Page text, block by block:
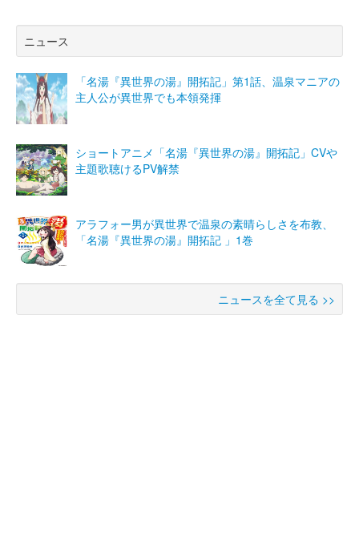
ニュース
「名湯『異世界の湯』開拓記」第1話、温泉マニアの
主人公が異世界でも本領発揮
ショートアニメ「名湯『異世界の湯』開拓記」CVや
主題歌聴けるPV解禁
アラフォー男が異世界で温泉の素晴らしさを布教、
「名湯『異世界の湯』開拓記 」1巻
ニュースを全て見る >>